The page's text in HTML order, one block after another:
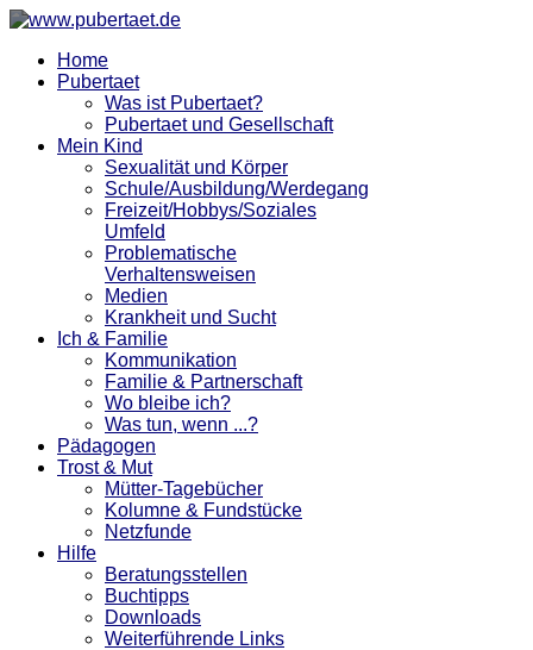
Home
Pubertaet
Was ist Pubertaet?
Pubertaet und Gesellschaft
Mein Kind
Sexualität und Körper
Schule/Ausbildung/Werdegang
Freizeit/Hobbys/Soziales
Umfeld
Problematische
Verhaltensweisen
Medien
Krankheit und Sucht
Ich & Familie
Kommunikation
Familie & Partnerschaft
Wo bleibe ich?
Was tun, wenn ...?
Pädagogen
Trost & Mut
Mütter-Tagebücher
Kolumne & Fundstücke
Netzfunde
Hilfe
Beratungsstellen
Buchtipps
Downloads
Weiterführende Links